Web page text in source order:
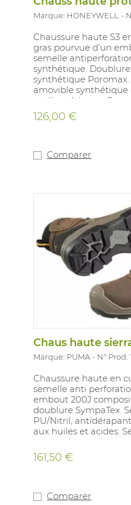
Marque: HONEYWELL
Chaussure haute S3
gras pourvue d’un
semelle
synthétique.
synthétique
amovible synthétique
antibactérienne.
PU/Nitrile. Pointures :
126,00 €
Comparer
Marque: PUMA N° Prod.
Chaussure haute en
semelle anti
embout 200J
doublure SympaTex.
PU/Nitril,
aux huiles et acides.
propreté amovible en
revêtue de textile.
161,50 €
Comparer